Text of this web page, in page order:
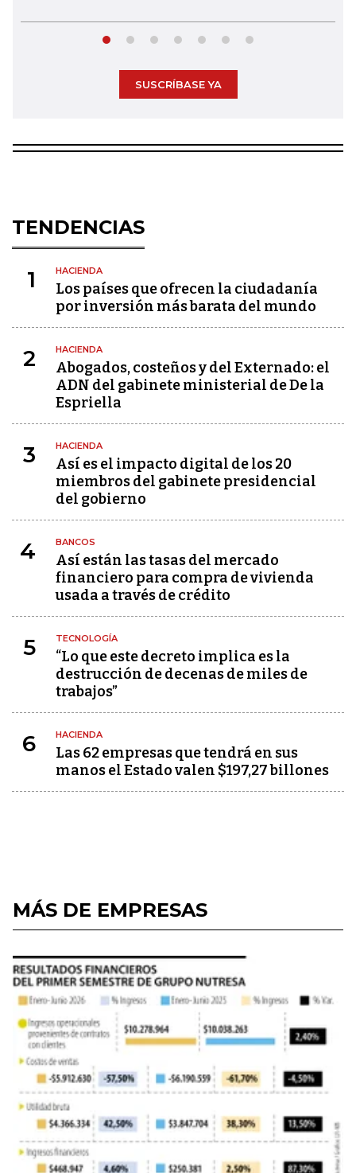
SUSCRÍBASE YA
TENDENCIAS
1 HACIENDA
Los países que ofrecen la ciudadanía
por inversión más barata del mundo
2 HACIENDA
Abogados, costeños y del Externado: el
ADN del gabinete ministerial de De la
Espriella
3 HACIENDA
Así es el impacto digital de los 20
miembros del gabinete presidencial
del gobierno
4 BANCOS
Así están las tasas del mercado
financiero para compra de vivienda
usada a través de crédito
5 TECNOLOGÍA
“Lo que este decreto implica es la
destrucción de decenas de miles de
trabajos”
6 HACIENDA
Las 62 empresas que tendrá en sus
manos el Estado valen $197,27 billones
MÁS DE EMPRESAS